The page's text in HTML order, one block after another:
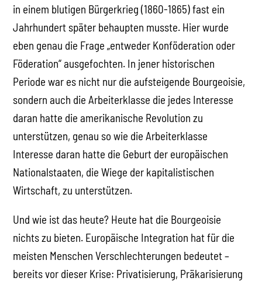
in einem blutigen Bürgerkrieg (1860-1865) fast ein
Jahrhundert später behaupten musste. Hier wurde
eben genau die Frage „entweder Konföderation oder
Föderation“ ausgefochten. In jener historischen
Periode war es nicht nur die aufsteigende Bourgeoisie,
sondern auch die Arbeiterklasse die jedes Interesse
daran hatte die amerikanische Revolution zu
unterstützen, genau so wie die Arbeiterklasse
Interesse daran hatte die Geburt der europäischen
Nationalstaaten, die Wiege der kapitalistischen
Wirtschaft, zu unterstützen.
Und wie ist das heute? Heute hat die Bourgeoisie
nichts zu bieten. Europäische Integration hat für die
meisten Menschen Verschlechterungen bedeutet –
bereits vor dieser Krise: Privatisierung, Präkarisierung